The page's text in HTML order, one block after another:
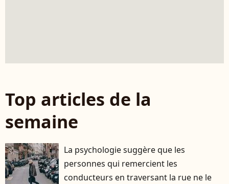
Top articles de la
semaine
La psychologie suggère que les
personnes qui remercient les
conducteurs en traversant la rue ne le